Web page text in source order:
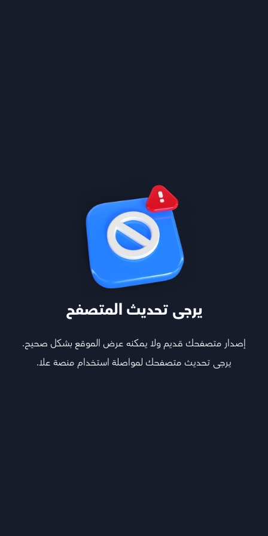
يرجى تحديث المتصفح
إصدار متصفحك قديم ولا يمكنه عرض الموقع بشكل صحيح.
يرجى تحديث متصفحك لمواصلة استخدام منصة علا.